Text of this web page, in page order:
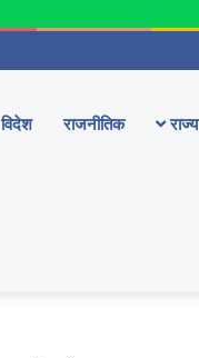
राजनीतिक राज्य